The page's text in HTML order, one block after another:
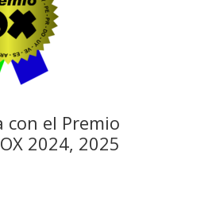
con el Premio
2024, 2025